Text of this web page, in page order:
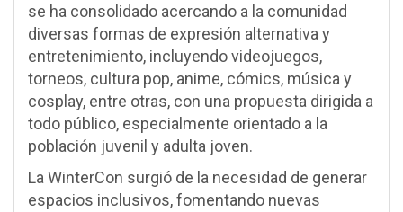
se ha consolidado acercando a la comunidad
diversas formas de expresión alternativa y
entretenimiento, incluyendo videojuegos,
torneos, cultura pop, anime, cómics, música y
cosplay, entre otras, con una propuesta dirigida a
todo público, especialmente orientado a la
población juvenil y adulta joven.
La WinterCon surgió de la necesidad de generar
espacios inclusivos, fomentando nuevas